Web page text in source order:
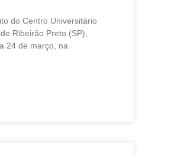
do Centro Universitário
Ribeirão Preto (SP),
24 de março, na